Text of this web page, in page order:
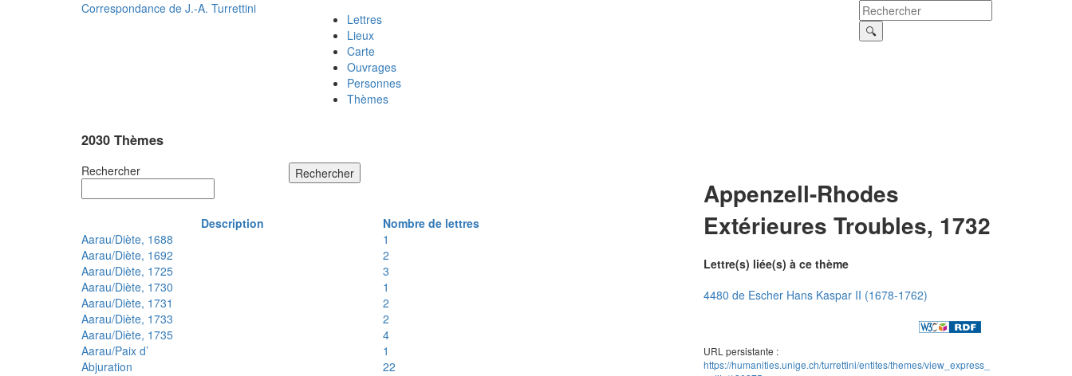
Correspondance de J.-A. Turrettini
Lettres
Lieux
Carte
Ouvrages
Personnes
Thèmes
2030 Thèmes
Rechercher Rechercher
Description
Nombre de lettres
Aarau/Diète, 1688
1
Aarau/Diète, 1692
2
Aarau/Diète, 1725
3
Aarau/Diète, 1730
1
Aarau/Diète, 1731
2
Aarau/Diète, 1733
2
Aarau/Diète, 1735
4
Aarau/Paix d’
1
Abjuration
22
Appenzell-Rhodes
Extérieures Troubles, 1732
Lettre(s) liée(s) à ce thème
4480 de Escher Hans Kaspar II (1678-1762)
URL persistante :
https://humanities.unige.ch/turrettini/entites/themes/view_express_